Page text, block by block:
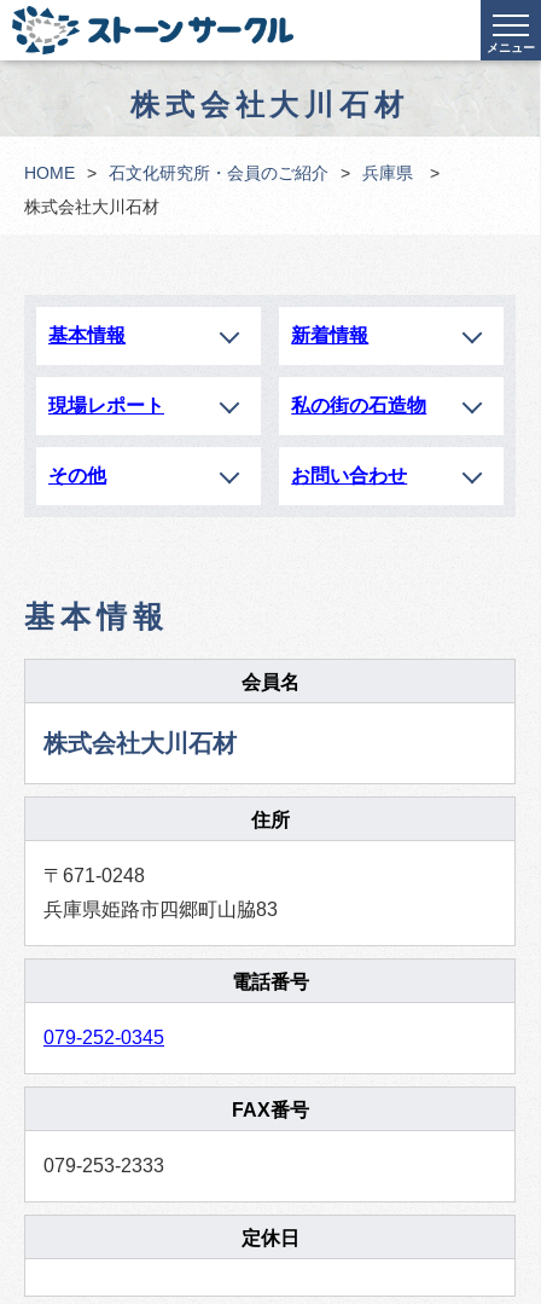
メニュー
株式会社大川石材
HOME 石文化研究所・会員のご紹介
兵庫県
株式会社大川石材
基本情報 新着情報
現場レポート 私の街の石造物
その他 お問い合わせ
基本情報
会員名
株式会社大川石材
住所
〒671-0248
兵庫県姫路市四郷町山脇83
電話番号
079-252-0345
FAX番号
079-253-2333
定休日